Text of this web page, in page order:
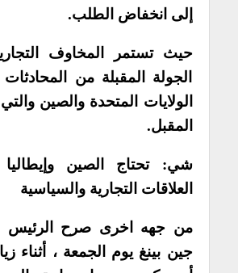
إلى انخفاض الطلب.
حيث تستمر المخاوف
الجولة المقبلة من المحادثات
الولايات المتحدة والصين
المقبل.
شي: تحتاج الصين
العلاقات التجارية والسياسية
من جهه اخرى صرح الرئيس
جين بينغ يوم الجمعة ، أثناء